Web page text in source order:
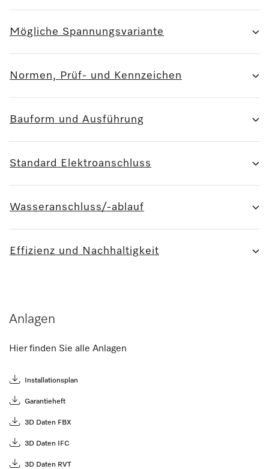
Mögliche Spannungsvariante
Normen, Prüf- und Kennzeichen
Bauform und Ausführung
Standard Elektroanschluss
Wasseranschluss/-ablauf
Effizienz und Nachhaltigkeit
Anlagen
Hier finden Sie alle Anlagen
Installationsplan
Garantieheft
3D Daten FBX
3D Daten IFC
3D Daten RVT